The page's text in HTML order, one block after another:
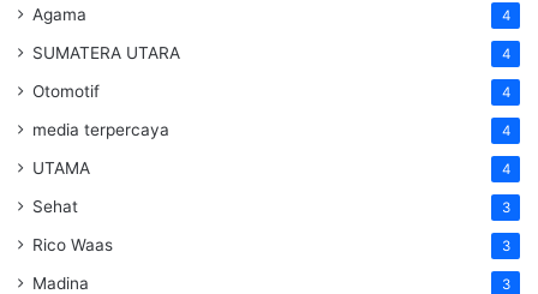
Agama 4
SUMATERA UTARA 4
Otomotif 4
media terpercaya 4
UTAMA 4
Sehat 3
Rico Waas 3
Madina 3